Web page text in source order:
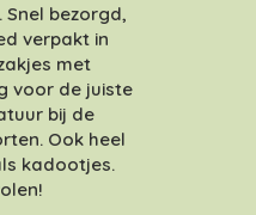
Snel bezorgd,
verpakt in
met
voor de juiste
bij de
Ook heel
kadootjes.